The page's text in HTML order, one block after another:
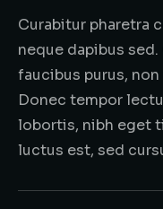
Curabitur pharetra
neque dapibus
faucibus purus,
Donec tempor
lobortis, nibh eget
luctus est, sed